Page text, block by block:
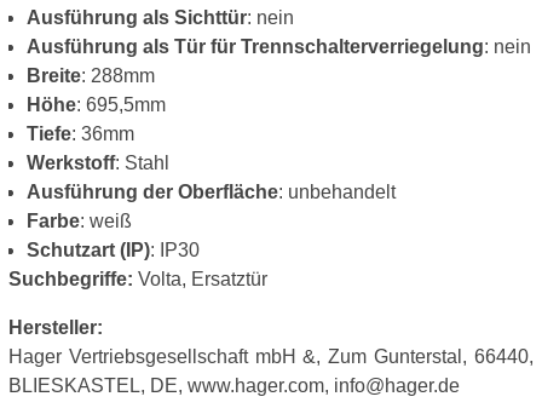
Ausführung als Sichttür: nein
Ausführung als Tür für Trennschalterverriegelung: nein
Breite: 288mm
Höhe: 695,5mm
Tiefe: 36mm
Werkstoff: Stahl
Ausführung der Oberfläche: unbehandelt
Farbe: weiß
Schutzart (IP): IP30
Suchbegriffe: Volta, Ersatztür
Hersteller:
Hager Vertriebsgesellschaft mbH &, Zum Gunterstal, 66440,
BLIESKASTEL, DE, www.hager.com, info@hager.de